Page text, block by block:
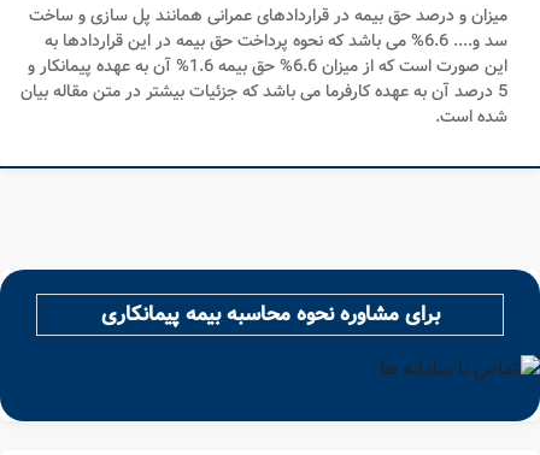
میزان و درصد حق بیمه در قراردادهای عمرانی همانند پل سازی و ساخت
سد و.... 6.6% می باشد که نحوه پرداخت حق بیمه در این قراردادها به
این صورت است که از میزان 6.6% حق بیمه 1.6% آن به عهده پیمانکار و
5 درصد آن به عهده کارفرما می باشد که جزئیات بیشتر در متن مقاله بیان
شده است.
برای مشاوره نحوه محاسبه بیمه پیمانکاری